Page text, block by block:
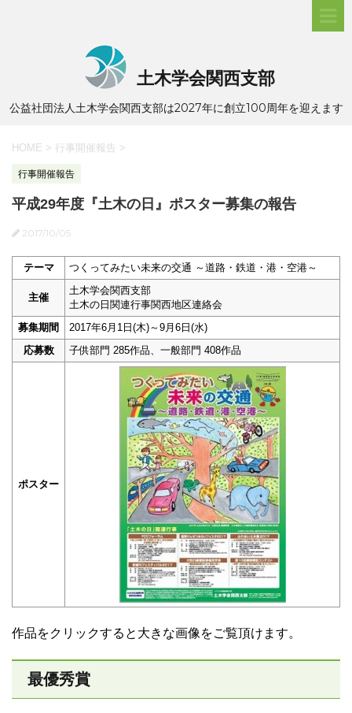
土木学会関西支部
公益社団法人土木学会関西支部は2027年に創立100周年を迎えます
HOME > 行事開催報告 >
行事開催報告
平成29年度『土木の日』ポスター募集の報告
2017/10/05
テーマ つくってみたい未来の交通 ～道路・鉄道・港・空港～
主催
土木学会関西支部
土木の日関連行事関西地区連絡会
募集期間
2017年6月1日(木)～9月6日(水)
応募数
子供部門 285作品、一般部門 408作品
ポスター
作品をクリックすると大きな画像をご覧頂けます。
最優秀賞